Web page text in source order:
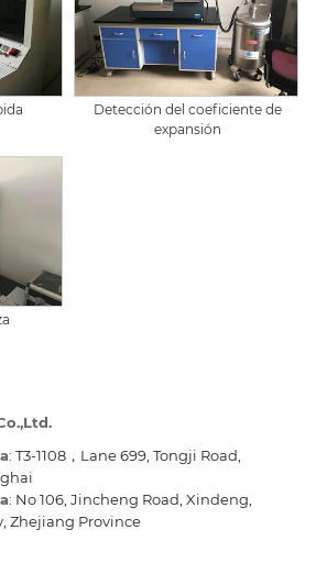
Detección del coeficiente de
expansión
: T3-1108，Lane 699, Tongji Road,
: No 106, Jincheng Road, Xindeng,
Zhejiang Province